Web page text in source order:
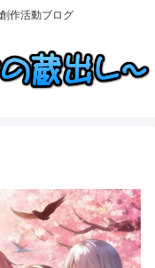
作活動ブログ